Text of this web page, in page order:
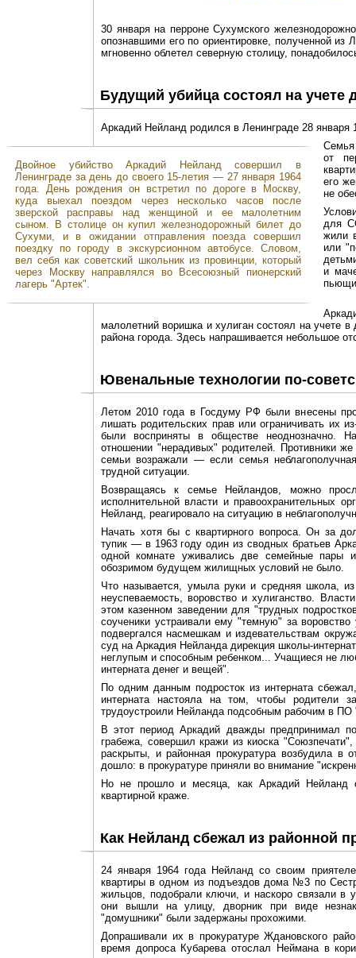
30 января на перроне Сухумского
опознавшими его по ориентировке, полученной из
мгновенно облетел северную столицу,
Будущий убийца состоял на учете
Аркадий Нейланд родился в Ленинграде 28 января
Двойное убийство Аркадий Нейланд совершил в
Ленинграде за день до своего 15-летия — 27 января 1964
года. День рождения он встретил по дороге в Москву,
куда выехал поездом через несколько часов после
зверской расправы над женщиной и ее малолетним
сыном. В столице он купил железнодорожный билет до
Сухуми, и в ожидании отправления поезда совершил
поездку по городу в экскурсионном автобусе. Словом,
вел себя как советский школьник из провинции, который
через Москву направлялся во Всесоюзный пионерский
лагерь "Артек".
от
его
не
для
жили
или
и
малолетний воришка и хулиган состоял на учете
района города. Здесь напрашивается небольшое
Ювенальные технологии по-
Летом 2010 года в Госдуму РФ были внесены
лишать родительских прав или ограничивать их
были восприняты в обществе неоднозначно.
отношении "нерадивых" родителей. Противники
семьи возражали — если семья
трудной ситуации.
Возвращаясь к семье Нейландов, можно
исполнительной власти и правоохранительных
Нейланд, реагировало на ситуацию в
Начать хотя бы с квартирного вопроса. Он за
тупик — в 1963 году один из сводных братьев
одной комнате уживались две семейные пары
обозримом будущем жилищных условий не было.
Что называется, умыла руки и средняя школа,
неуспеваемость, воровство и хулиганство.
этом казенном заведении для "трудных
соученики устраивали ему "темную" за
подвергался насмешкам и издевательствам
суд на Аркадия Нейланда дирекция школы-
неглупым и способным ребенком... Учащиеся не
интерната денег и вещей".
По одним данным подросток из интерната
интерната настояла на том, чтобы родители
трудоустроили Нейланда подсобным рабочим в
В этот период Аркадий дважды предпринимал
грабежа, совершил кражи из киоска
раскрыты, и районная прокуратура возбудила в
дошло: в прокуратуре приняли во внимание
Но не прошло и месяца, как Аркадий Нейланд
квартирной краже.
Как Нейланд сбежал из районной
24 января 1964 года Нейланд со своим
квартиры в одном из подъездов дома №3 по
жильцов, подобрали ключи, и наскоро связали в
они вышли на улицу, дворник при виде
"домушники" были задержаны прохожими.
Допрашивали их в прокуратуре Ждановского
время допроса Кубарева отослал Неймана в